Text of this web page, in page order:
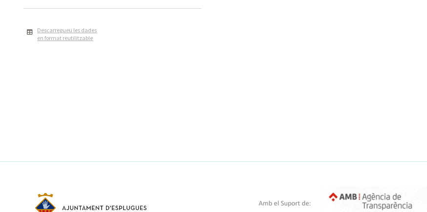
Descarregueu les dades
en format reutilitzable